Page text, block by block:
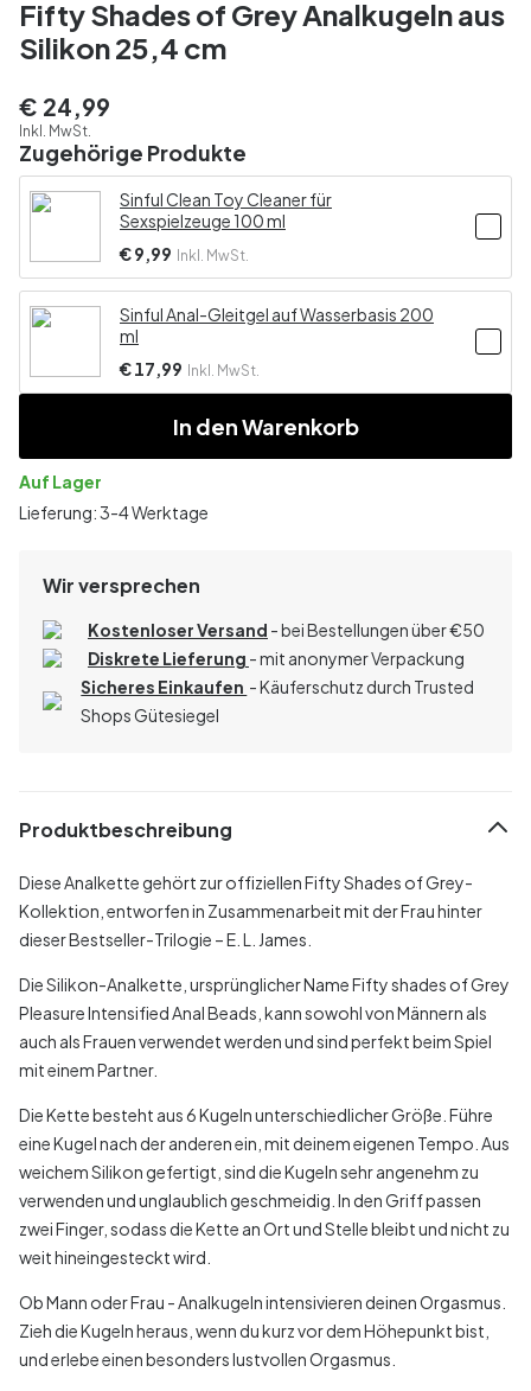
Fifty Shades of Grey Analkugeln aus
Silikon 25,4 cm
€ 24,99
Inkl. MwSt.
Zugehörige Produkte
Sinful Clean Toy Cleaner für
Sexspielzeuge 100 ml
€ 9,99 Inkl. MwSt.
Sinful Anal-Gleitgel auf Wasserbasis 200
ml
€ 17,99 Inkl. MwSt.
In den Warenkorb
Auf Lager
Lieferung: 3-4 Werktage
Wir versprechen
Kostenloser Versand - bei Bestellungen über€50
Diskrete Lieferung - mit anonymer Verpackung
Sicheres Einkaufen - Käuferschutz durch Trusted
Shops Gütesiegel
Produktbeschreibung
Diese Analkette gehört zur offiziellen Fifty Shades of Grey-
Kollektion, entworfen in Zusammenarbeit mit der Frau hinter
dieser Bestseller-Trilogie – E. L. James.
Die Silikon-Analkette, ursprünglicher Name Fifty shades of Grey
Pleasure Intensified Anal Beads, kann sowohl von Männern als
auch als Frauen verwendet werden und sind perfekt beim Spiel
mit einem Partner.
Die Kette besteht aus 6 Kugeln unterschiedlicher Größe. Führe
eine Kugel nach der anderen ein, mit deinem eigenen Tempo. Aus
weichem Silikon gefertigt, sind die Kugeln sehr angenehm zu
verwenden und unglaublich geschmeidig. In den Griff passen
zwei Finger, sodass die Kette an Ort und Stelle bleibt und nicht zu
weit hineingesteckt wird.
Ob Mann oder Frau - Analkugeln intensivieren deinen Orgasmus.
Zieh die Kugeln heraus, wenn du kurz vor dem Höhepunkt bist,
und erlebe einen besonders lustvollen Orgasmus.